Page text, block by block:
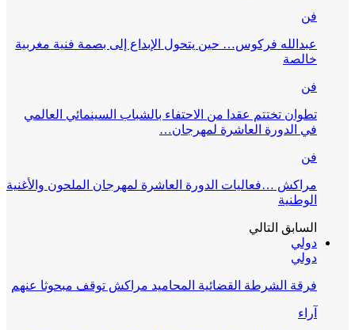
فن
عبدالله فركوس… حين يتحول الإبداع إلى بصمة فنية مغربية
خالصة
فن
تطوان تختتم عقدا من الاحتفاء بالشباب السينمائي العالمي
في الدورة العاشرة لمهرجان…
فن
مراكش …فعاليات الدورة العاشرة لمهرجان الملحون والأغنية
الوطنية
السابق التالي
دولي
دولي
فرقة الشرطة القضائية المحاميد مراكش توقف مبحوثا عنهم
آراء